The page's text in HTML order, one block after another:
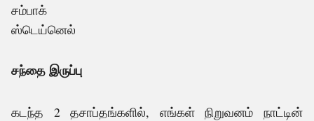
சம்பாக்
ஸ்டெய்னெல்
சந்தை இருப்பு
கடந்த 2 தசாப்தங்களில், எங்கள் நிறுவனம் நாட்டின்